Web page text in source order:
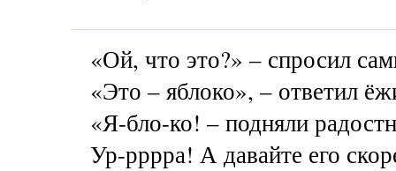
«Ой, что это?» – спросил
«Это – яблоко», – ответил
«Я-бло-ко! – подняли
Ур-рррра! А давайте его